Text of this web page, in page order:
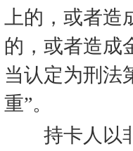
上的，或者
的，或者造成
当认定为刑法
重”。
持卡人以非